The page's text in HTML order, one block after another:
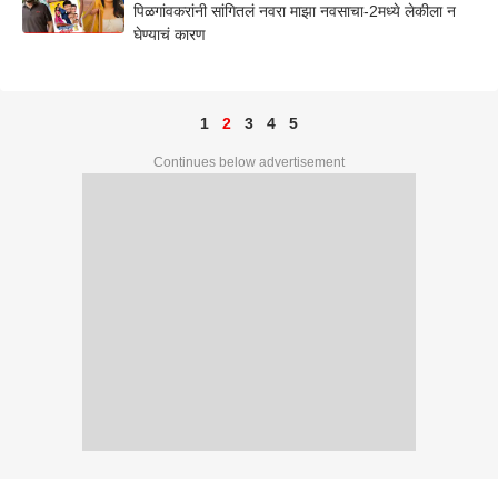
पिळगांवकरांनी सांगितलं नवरा माझा नवसाचा-2मध्ये लेकीला न
घेण्याचं कारण
1 2 3 4 5
Continues below advertisement